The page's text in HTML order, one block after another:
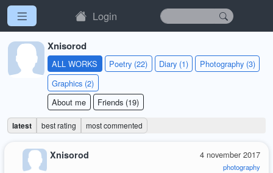
Login
Xnisorod
ALL WORKS Poetry (22) Diary (1)
Photography (3)
Graphics (2)
About me
Friends (19)
latest best rating most commented
4 november 2017
photography
Xnisorod